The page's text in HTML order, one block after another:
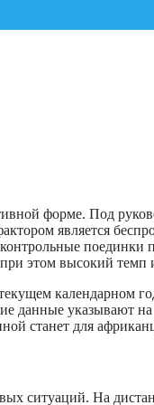
форме. Под
является
этом высокий темп
календарном
данные указывают
станет для
ситуаций. На